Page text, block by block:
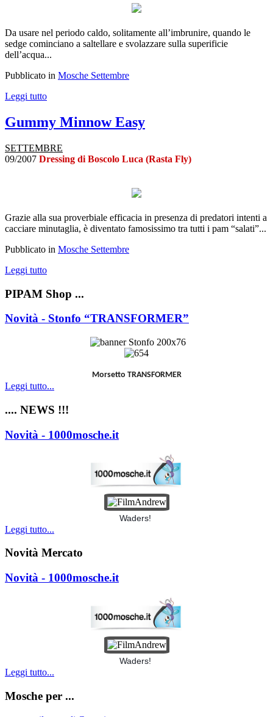
Da usare nel periodo caldo, solitamente all’imbrunire, quando le
sedge cominciano a saltellare e svolazzare sulla superificie
dell’acqua...
Pubblicato in Mosche Settembre
Leggi tutto
Gummy Minnow Easy
SETTEMBRE
09/2007 Dressing di Boscolo Luca (Rasta Fly)
Grazie alla sua proverbiale efficacia in presenza di predatori intenti a
cacciare minutaglia, è diventato famosissimo tra tutti i pam “salati”...
Pubblicato in Mosche Settembre
Leggi tutto
PIPAM Shop ...
Novità - Stonfo “TRANSFORMER”
Morsetto TRANSFORMER
Leggi tutto...
.... NEWS !!!
Novità - 1000mosche.it
Waders!
Leggi tutto...
Novità Mercato
Novità - 1000mosche.it
Waders!
Leggi tutto...
Mosche per ...